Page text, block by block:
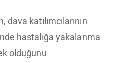
katılımcılarının
hastalığa yakalanma
olduğunu